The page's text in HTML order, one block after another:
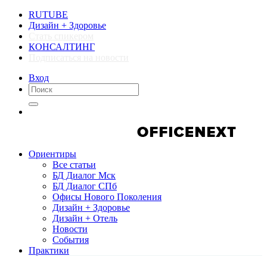
RUTUBE
Дизайн + Здоровье
КОНСАЛТИНГ
Вход
Ориентиры
Все статьи
БД Диалог Мск
БД Диалог СПб
Офисы Нового Поколения
Дизайн + Здоровье
Дизайн + Отель
Новости
События
Практики